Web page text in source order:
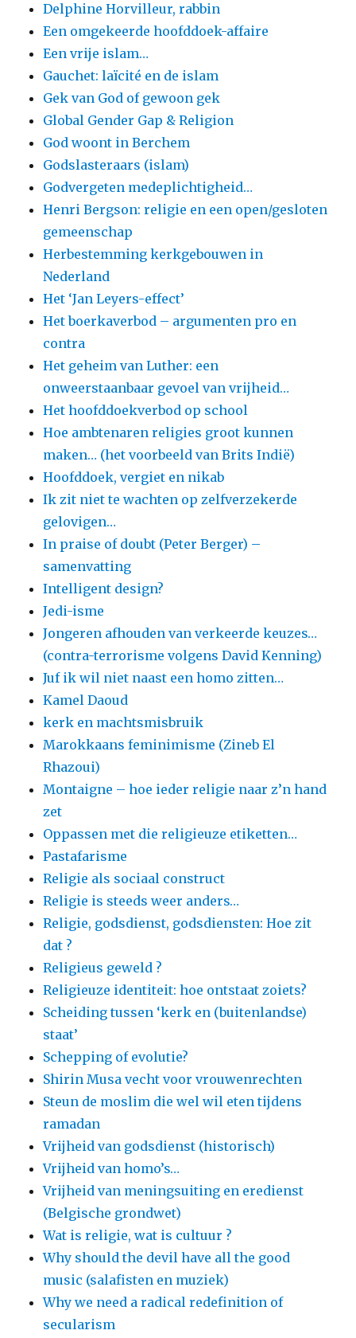
Delphine Horvilleur, rabbin
Een omgekeerde hoofddoek-affaire
Een vrije islam…
Gauchet: laïcité en de islam
Gek van God of gewoon gek
Global Gender Gap & Religion
God woont in Berchem
Godslasteraars (islam)
Godvergeten medeplichtigheid…
Henri Bergson: religie en een open/gesloten
gemeenschap
Herbestemming kerkgebouwen in
Nederland
Het ‘Jan Leyers-effect’
Het boerkaverbod – argumenten pro en
contra
Het geheim van Luther: een
onweerstaanbaar gevoel van vrijheid…
Het hoofddoekverbod op school
Hoe ambtenaren religies groot kunnen
maken… (het voorbeeld van Brits Indië)
Hoofddoek, vergiet en nikab
Ik zit niet te wachten op zelfverzekerde
gelovigen…
In praise of doubt (Peter Berger) –
samenvatting
Intelligent design?
Jedi-isme
Jongeren afhouden van verkeerde keuzes…
(contra-terrorisme volgens David Kenning)
Juf ik wil niet naast een homo zitten…
Kamel Daoud
kerk en machtsmisbruik
Marokkaans feminimisme (Zineb El
Rhazoui)
Montaigne – hoe ieder religie naar z’n hand
zet
Oppassen met die religieuze etiketten…
Pastafarisme
Religie als sociaal construct
Religie is steeds weer anders…
Religie, godsdienst, godsdiensten: Hoe zit
dat ?
Religieus geweld ?
Religieuze identiteit: hoe ontstaat zoiets?
Scheiding tussen ‘kerk en (buitenlandse)
staat’
Schepping of evolutie?
Shirin Musa vecht voor vrouwenrechten
Steun de moslim die wel wil eten tijdens
ramadan
Vrijheid van godsdienst (historisch)
Vrijheid van homo’s…
Vrijheid van meningsuiting en eredienst
(Belgische grondwet)
Wat is religie, wat is cultuur ?
Why should the devil have all the good
music (salafisten en muziek)
Why we need a radical redefinition of
secularism